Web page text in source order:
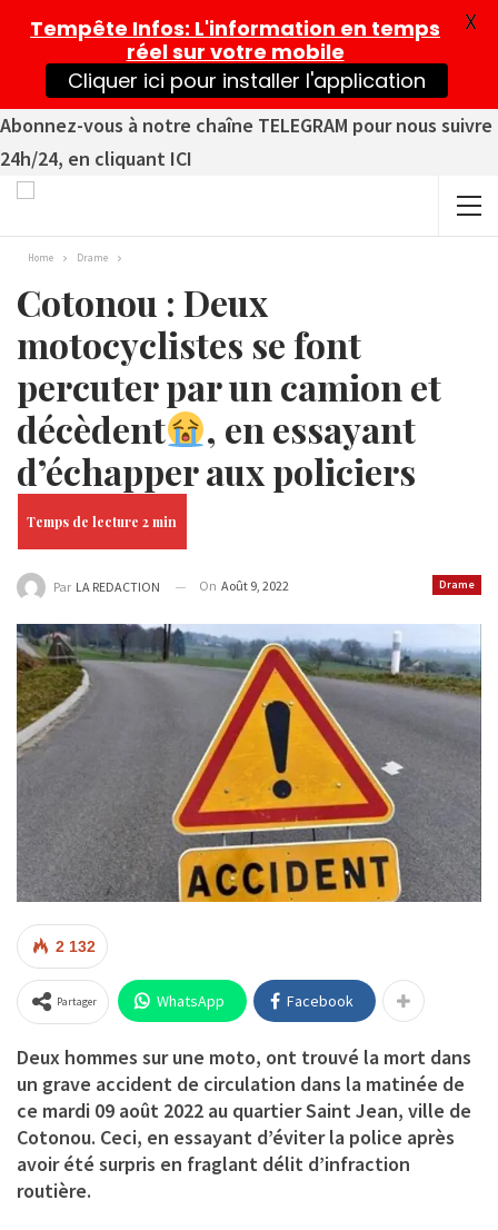
Abonnez-vous à notre chaîne TELEGRAM pour nous suivre
24h/24, en cliquant ICI
Home Drame
Cotonou : Deux
motocyclistes se font
percuter par un camion et
décèdent
, en essayant
d’échapper aux policiers
Drame
Par LA REDACTION On Août 9, 2022
2 132
Partager WhatsApp Facebook
Deux hommes sur une moto, ont trouvé la mort dans
un grave accident de circulation dans la matinée de
ce mardi 09 août 2022 au quartier Saint Jean, ville de
Cotonou. Ceci, en essayant d’éviter la police après
avoir été surpris en fraglant délit d’infraction
routière.
Tempête Infos: L'information en temps
réel sur votre mobile
Cliquer ici pour installer l'application
X